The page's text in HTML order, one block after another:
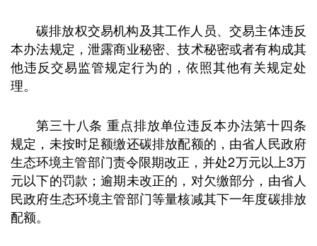
碳排放权交易机构及其工作人员、交易主体违反
本办法规定，泄露商业秘密、技术秘密或者有构成其
他违反交易监管规定行为的，依照其他有关规定处
理。
第三十八条 重点排放单位违反本办法第十四条
规定，未按时足额缴还碳排放配额的，由省人民政府
生态环境主管部门责令限期改正，并处2万元以上3万
元以下的罚款；逾期未改正的，对欠缴部分，由省人
民政府生态环境主管部门等量核减其下一年度碳排放
配额。